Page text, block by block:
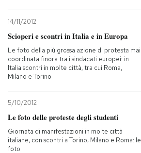
14/11/2012
Scioperi e scontri in Italia e in Europa
Le foto della più grossa azione di protesta mai
coordinata finora tra i sindacati europei: in
Italia scontri in molte città, tra cui Roma,
Milano e Torino
5/10/2012
Le foto delle proteste degli studenti
Giornata di manifestazioni in molte città
italiane, con scontri a Torino, Milano e Roma: le
foto